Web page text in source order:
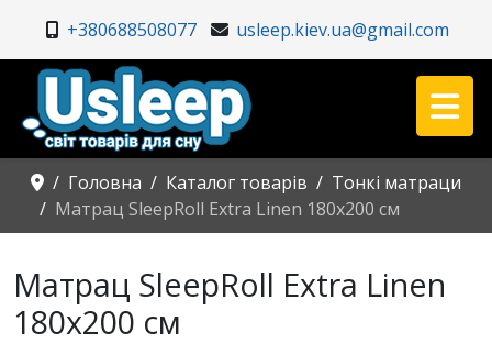
+380688508077 usleep.kiev.ua@gmail.com
Головна Каталог товарів
Тонкі матраци
Матрац SleepRoll Extra Linen 180x200 см
Матрац SleepRoll Extra Linen
180x200 см